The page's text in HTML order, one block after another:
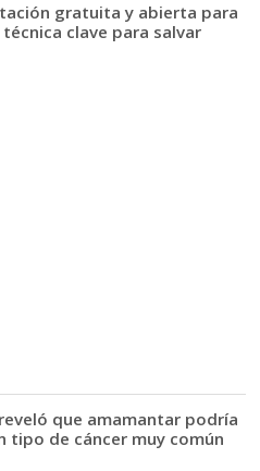
gratuita y abierta para
técnica clave para salvar
que amamantar podría
tipo de cáncer muy común